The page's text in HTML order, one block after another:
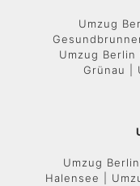
Umzug
Umzug
Grünau |
Umzug
Halensee |